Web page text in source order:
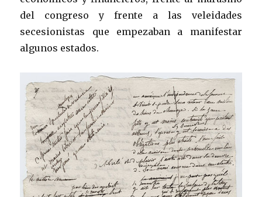
del congreso y frente a las veleidades
secesionistas que empezaban a manifestar
algunos estados.